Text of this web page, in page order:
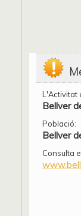
L'Activitat
Bellver
Població:
Bellver
Consulta